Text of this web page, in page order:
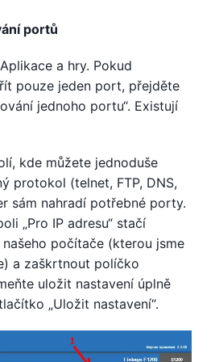
portů
a hry. Pokud
pouze jeden port, přejděte
jednoho portu“. Existují
kde můžete jednoduše
protokol (telnet, FTP, DNS,
sám nahradí potřebné porty.
„Pro IP adresu“ stačí
počítače (kterou jsme
a zaškrtnout políčko
uložit nastavení úplně
„Uložit nastavení“.